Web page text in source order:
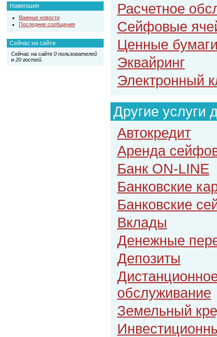
Навигация
Важные новости
Последние сообщения
Сейчас на сайте
Сейчас на сайте 0 пользователей
и 20 гостей.
Расчетное
Сейфовые
Ценные
Эквайринг
Электронный
Другие услуги
Автокредит
Аренда
Банк ON-LINE
Банковские
Банковские
Вклады
Денежные
Депозиты
обслуживание
Земельный